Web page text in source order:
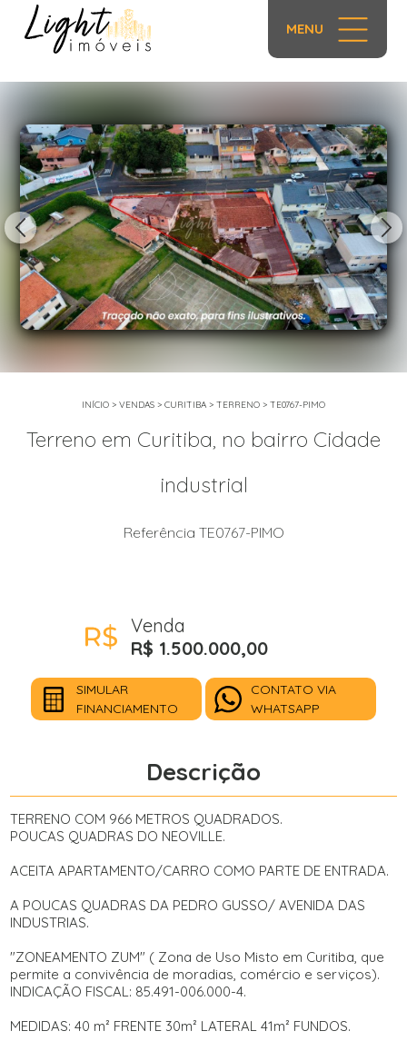
MENU
INÍCIO > VENDAS > CURITIBA > TERRENO > TE0767-PIMO
Terreno em Curitiba, no bairro Cidade
industrial
Referência TE0767-PIMO
Venda
R$ 1.500.000,00
SIMULAR
FINANCIAMENTO
CONTATO VIA
WHATSAPP
Descrição
TERRENO COM 966 METROS QUADRADOS.
POUCAS QUADRAS DO NEOVILLE.
ACEITA APARTAMENTO/CARRO COMO PARTE DE ENTRADA.
A POUCAS QUADRAS DA PEDRO GUSSO/ AVENIDA DAS
INDUSTRIAS.
"ZONEAMENTO ZUM" ( Zona de Uso Misto em Curitiba, que
permite a convivência de moradias, comércio e serviços).
INDICAÇÃO FISCAL: 85.491-006.000-4.
MEDIDAS: 40 m² FRENTE 30m² LATERAL 41m² FUNDOS.